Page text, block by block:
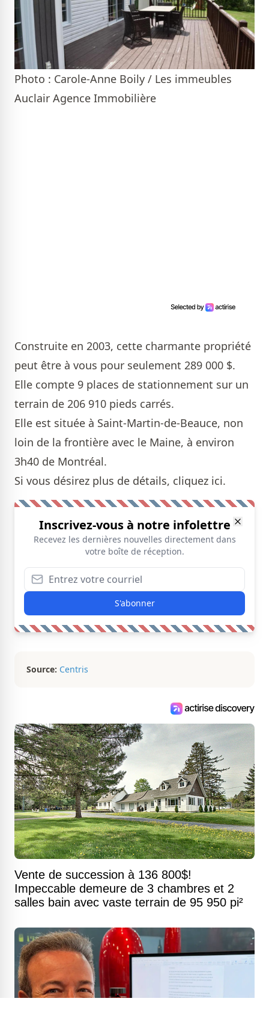
Photo : Carole-Anne Boily / Les immeubles
Auclair Agence Immobilière
Construite en 2003, cette charmante propriété
peut être à vous pour seulement 289 000 $.
Elle compte 9 places de stationnement sur un
terrain de 206 910 pieds carrés.
Elle est située à Saint-Martin-de-Beauce, non
loin de la frontière avec le Maine, à environ
3h40 de Montréal.
Si vous désirez plus de détails, cliquez ici.
Inscrivez-vous à notre infolettre
Recevez les dernières nouvelles directement dans
votre boîte de réception.
S'abonner
Source: Centris
Vente de succession à 136 800$!
Impeccable demeure de 3 chambres et 2
salles bain avec vaste terrain de 95 950 pi²